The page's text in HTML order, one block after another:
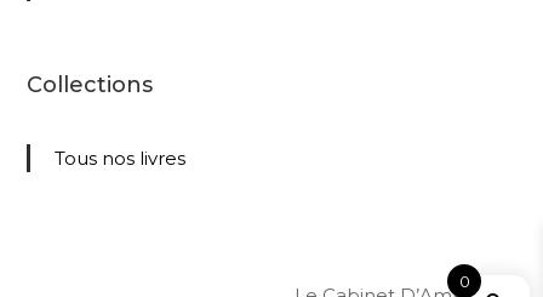
Collections
Tous nos livres
0